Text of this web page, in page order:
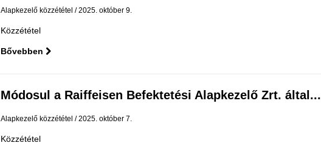
Alapkezelő közzététel 2025. október 9.
Közzététel
Bővebben
Módosul a Raiffeisen Befektetési Alapkezelő Zrt. által...
Alapkezelő közzététel 2025. október 7.
Közzététel